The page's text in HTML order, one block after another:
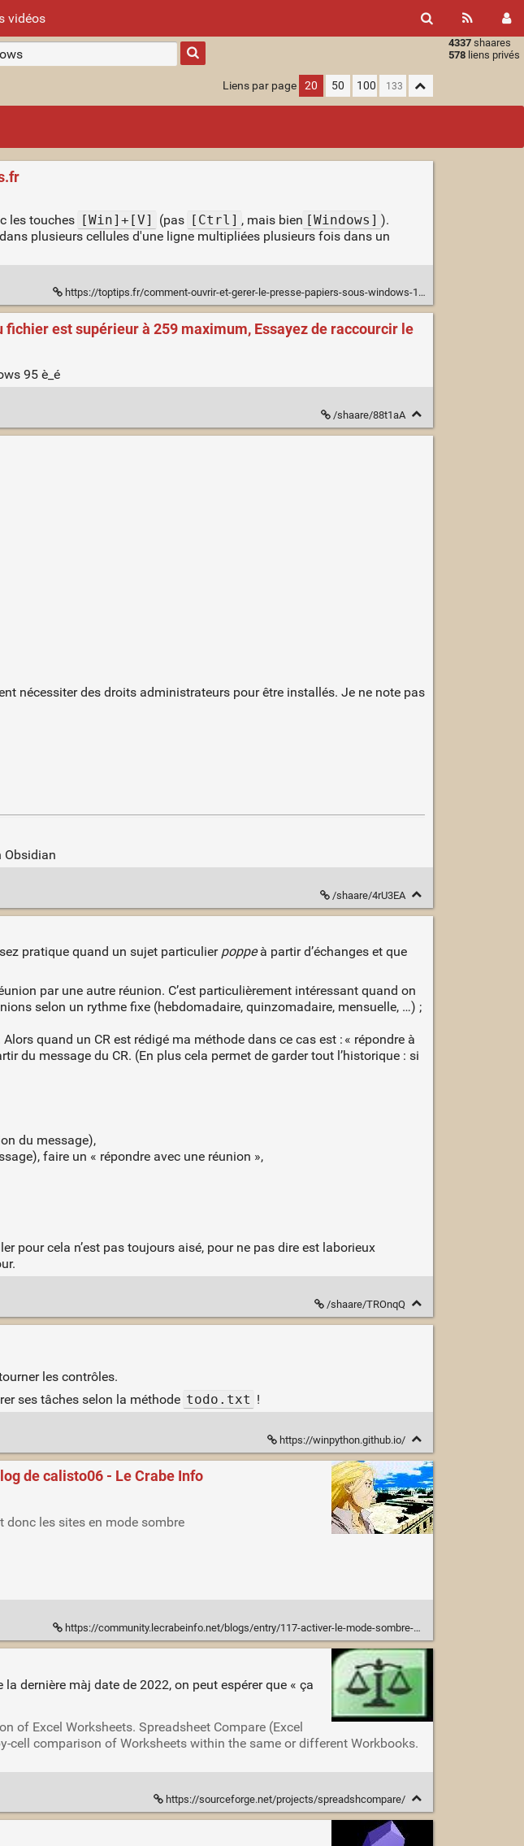
vidéos
4337 shaares
578 liens privés
Type 1 or
more
characters
results.
Liens par page 20 50 100
les touches [Win]+[V] (pas [Ctrl] , mais bien [Windows] ).
plusieurs cellules d'une ligne multipliées plusieurs fois dans un
https://toptips.fr/comment-ouvrir-et-gerer-le-presse-papiers-sous-windows-10/
est supérieur à 259 maximum, Essayez de raccourcir le
95 è_é
/shaare/88t1aA
nécessiter des droits administrateurs pour être installés. Je ne note pas
Obsidian
/shaare/4rU3EA
pratique quand un sujet particulier poppeà partir d’échanges et que
par une autre réunion. C’est particulièrement intéressant quand on
selon un rythme fixe (hebdomadaire, quinzomadaire, mensuelle, …) ;
Alors quand un CR est rédigé ma méthode dans ce cas est : « répondre à
du message du CR. (En plus cela permet de garder tout l’historique : si
du message),
faire un « répondre avec une réunion »,
pour cela n’est pas toujours aisé, pour ne pas dire est laborieux
/shaare/TROnqQ
les contrôles.
ses tâches selon la méthode todo.txt !
https://winpython.github.io/
de calisto06 - Le Crabe Info
donc les sites en mode sombre
https://community.lecrabeinfo.net/blogs/entry/117-activer-le-mode-sombre-sur-tous-les-onglets-sous-edge-chromium/
dernière màj date de 2022, on peut espérer que « ça
of Excel Worksheets. Spreadsheet Compare (Excel
cell comparison of Worksheets within the same or different Workbooks.
https://sourceforge.net/projects/spreadshcompare/